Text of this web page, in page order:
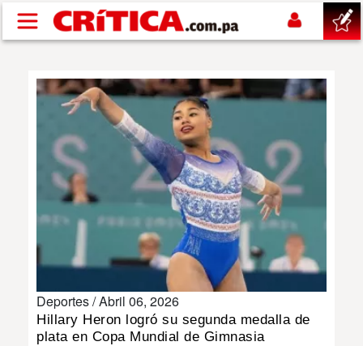
Pasar al contenido principal
NACIONAL
POLÍTICA
DEPORTES
Deportes /Abril 06, 2026
Hillary Heron logró su segunda medalla de
plata en Copa Mundial de Gimnasia